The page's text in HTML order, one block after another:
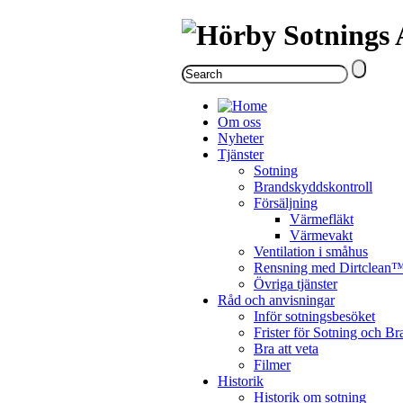
Om oss
Nyheter
Tjänster
Sotning
Brandskyddskontroll
Försäljning
Värmefläkt
Värmevakt
Ventilation i småhus
Rensning med
Övriga tjänster
Råd och anvisningar
Inför sotningsbesöket
Frister för Sotning och
Bra att veta
Filmer
Historik
Historik om sotning